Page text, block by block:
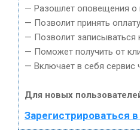
— Разошлет оповещения о
— Позволит принять
— Позволит записываться
— Поможет получить от
— Включает в себя сервис
Для новых
Зарегистрироваться